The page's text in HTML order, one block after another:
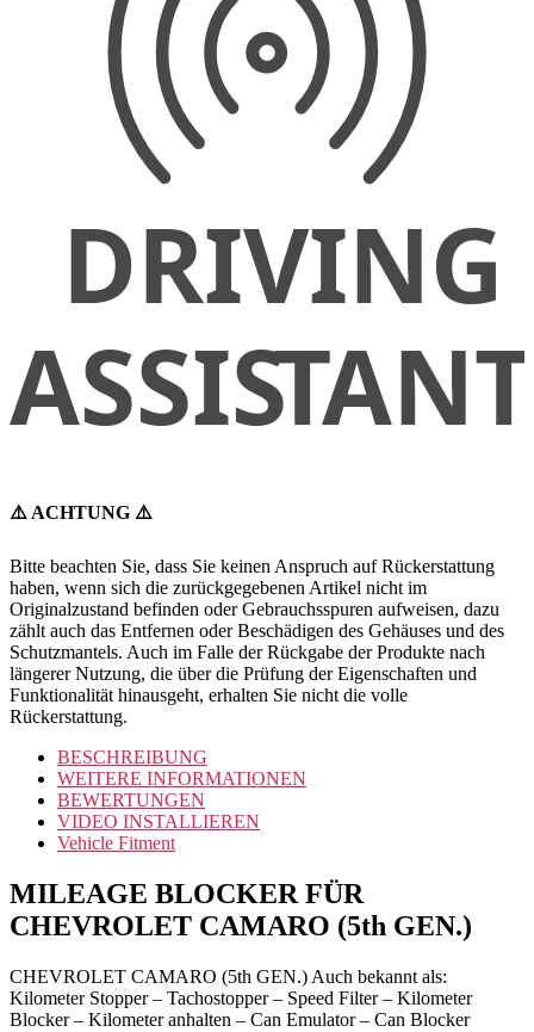
⚠️ ACHTUNG ⚠️
Bitte beachten Sie, dass Sie keinen Anspruch auf Rückerstattung
haben, wenn sich die zurückgegebenen Artikel nicht im
Originalzustand befinden oder Gebrauchsspuren aufweisen, dazu
zählt auch das Entfernen oder Beschädigen des Gehäuses und des
Schutzmantels. Auch im Falle der Rückgabe der Produkte nach
längerer Nutzung, die über die Prüfung der Eigenschaften und
Funktionalität hinausgeht, erhalten Sie nicht die volle
Rückerstattung.
BESCHREIBUNG
WEITERE INFORMATIONEN
BEWERTUNGEN
VIDEO INSTALLIEREN
Vehicle Fitment
MILEAGE BLOCKER FÜR
CHEVROLET CAMARO (5th GEN.)
CHEVROLET CAMARO (5th GEN.) Auch bekannt als:
Kilometer Stopper – Tachostopper – Speed Filter – Kilometer
Blocker – Kilometer anhalten – Can Emulator – Can Blocker